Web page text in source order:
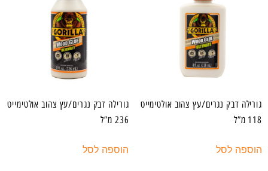
גורילה דבק נגרים/עץ צהוב אולטימייט
118 מ”ל
הוספה לסל
גורילה דבק נגרים/עץ צהוב אולטימייט
236 מ”ל
הוספה לסל